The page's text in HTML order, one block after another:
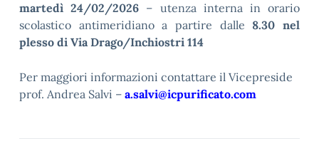
martedì 24/02/2026 – utenza interna in orario
scolastico antimeridiano a partire dalle 8.30 nel
plesso di Via Drago/Inchiostri 114
Per maggiori informazioni contattare il Vicepreside
prof. Andrea Salvi – a.salvi@icpurificato.com